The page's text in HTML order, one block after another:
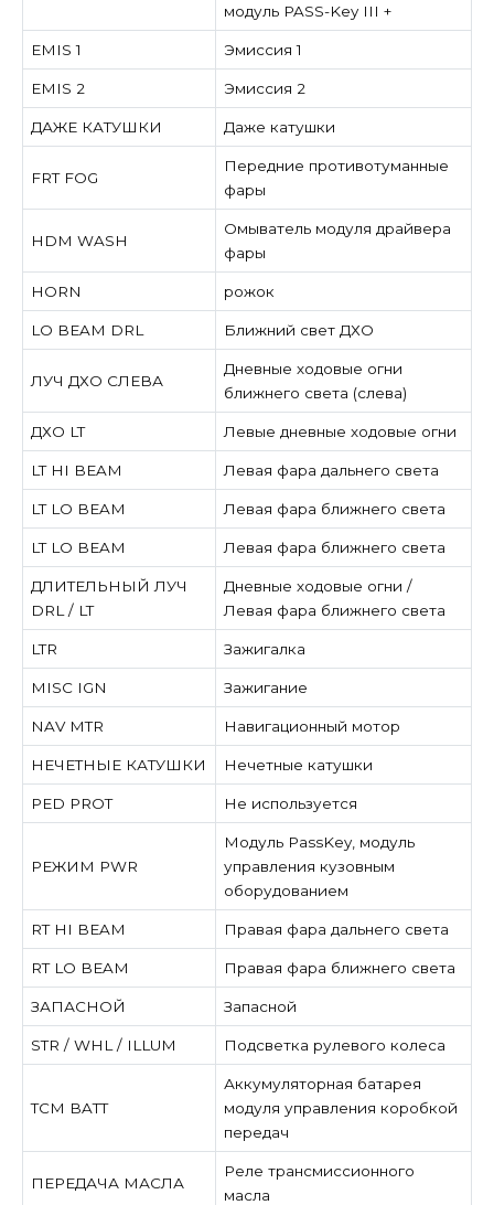
модуль PASS-Key III +
EMIS 1 Эмиссия 1
EMIS 2 Эмиссия 2
ДАЖЕ КАТУШКИ Даже катушки
FRT FOG
Передние противотуманные
фары
HDM WASH
Омыватель модуля драйвера
фары
HORN рожок
LO BEAM DRL Ближний свет ДХО
ЛУЧ ДХО СЛЕВА
Дневные ходовые огни
ближнего света (слева)
ДХО LT Левые дневные ходовые огни
LT HI BEAM Левая фара дальнего света
LT LO BEAM Левая фара ближнего света
LT LO BEAM Левая фара ближнего света
ДЛИТЕЛЬНЫЙ ЛУЧ
DRL / LT
Дневные ходовые огни /
Левая фара ближнего света
LTR Зажигалка
MISC IGN Зажигание
NAV MTR Навигационный мотор
НЕЧЕТНЫЕ КАТУШКИ Нечетные катушки
PED PROT Не используется
РЕЖИМ PWR
Модуль PassKey, модуль
управления кузовным
оборудованием
RT HI BEAM Правая фара дальнего света
RT LO BEAM Правая фара ближнего света
ЗАПАСНОЙ Запасной
STR / WHL / ILLUM Подсветка рулевого колеса
TCM BATT
Аккумуляторная батарея
модуля управления коробкой
передач
ПЕРЕДАЧА МАСЛА
Реле трансмиссионного
масла